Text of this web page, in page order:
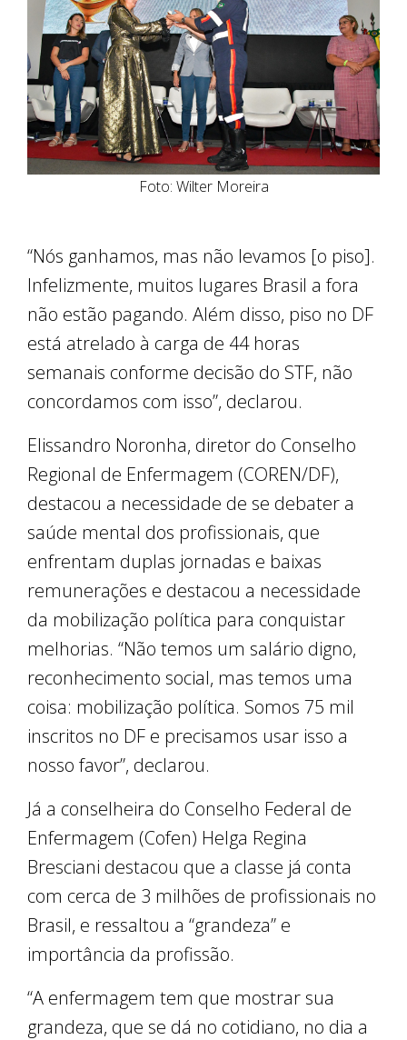
Foto: Wilter Moreira
“Nós ganhamos, mas não levamos [o piso].
Infelizmente, muitos lugares Brasil a fora
não estão pagando. Além disso, piso no DF
está atrelado à carga de 44 horas
semanais conforme decisão do STF, não
concordamos com isso”, declarou.
Elissandro Noronha, diretor do Conselho
Regional de Enfermagem (COREN/DF),
destacou a necessidade de se debater a
saúde mental dos profissionais, que
enfrentam duplas jornadas e baixas
remunerações e destacou a necessidade
da mobilização política para conquistar
melhorias. “Não temos um salário digno,
reconhecimento social, mas temos uma
coisa: mobilização política. Somos 75 mil
inscritos no DF e precisamos usar isso a
nosso favor”, declarou.
Já a conselheira do Conselho Federal de
Enfermagem (Cofen) Helga Regina
Bresciani destacou que a classe já conta
com cerca de 3 milhões de profissionais no
Brasil, e ressaltou a “grandeza” e
importância da profissão.
“A enfermagem tem que mostrar sua
grandeza, que se dá no cotidiano, no dia a